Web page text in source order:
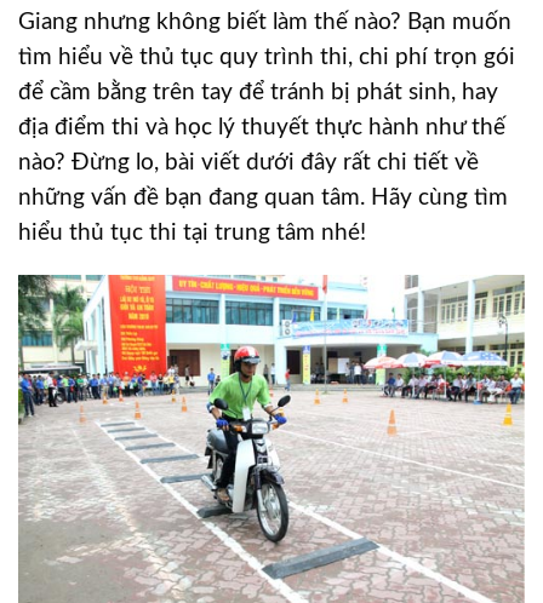
Giang nhưng không biết làm thế nào? Bạn muốn
tìm hiểu về thủ tục quy trình thi, chi phí trọn gói
để cầm bằng trên tay để tránh bị phát sinh, hay
địa điểm thi và học lý thuyết thực hành như thế
nào? Đừng lo, bài viết dưới đây rất chi tiết về
những vấn đề bạn đang quan tâm. Hãy cùng tìm
hiểu thủ tục thi tại trung tâm nhé!